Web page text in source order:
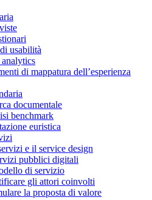
usabilità
di mappatura dell’esperienza
documentale
benchmark
euristica
e il service design
pubblici digitali
di servizio
gli attori coinvolti
la proposta di valore